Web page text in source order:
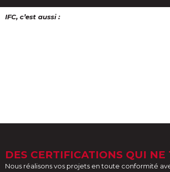
IFC, c’est aussi :
DES CERTIFICATIONS QUI NE
Nous réalisons vos projets en toute conformité